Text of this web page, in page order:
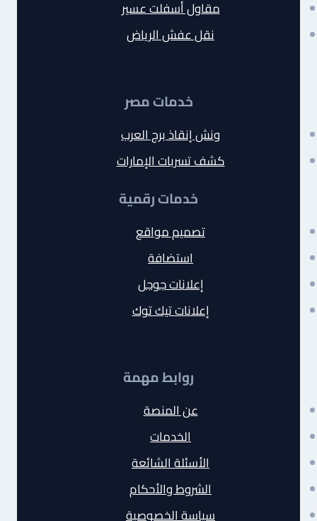
مقاول أسفلت عسير
نقل عفش الرياض
خدمات مصر
ونش إنقاذ برج العرب
كشف تسربات الإمارات
خدمات رقمية
تصميم مواقع
استضافة
إعلانات جوجل
إعلانات تيك توك
روابط مهمة
عن المنصة
الخدمات
الأسئلة الشائعة
الشروط والأحكام
سياسة الخصوصية